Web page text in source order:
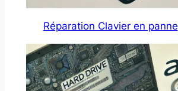
Réparation Clavier en panne